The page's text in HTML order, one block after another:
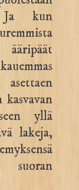
Ja kun
kasvavan
yllä
lakeja,
suoran